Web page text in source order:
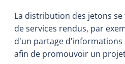
La distribution des jetons
de services rendus, par
d'un partage d'informations
afin de promouvoir un